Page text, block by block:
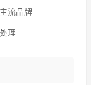
流品牌
理